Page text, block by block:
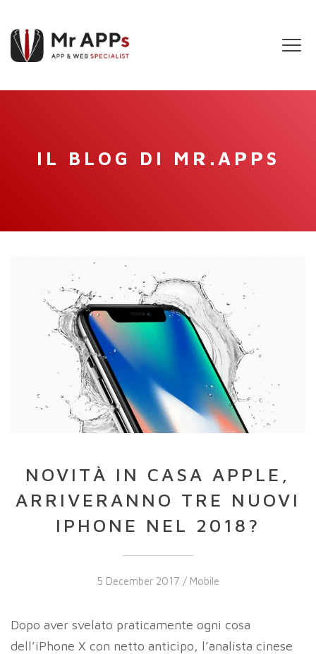
IL BLOG DI MR.APPS
NOVITÀ IN CASA APPLE,
ARRIVERANNO TRE NUOVI
IPHONE NEL 2018?
5 December 2017 / Mobile
Dopo aver svelato praticamente ogni cosa
dell’iPhone X con netto anticipo, l’analista cinese